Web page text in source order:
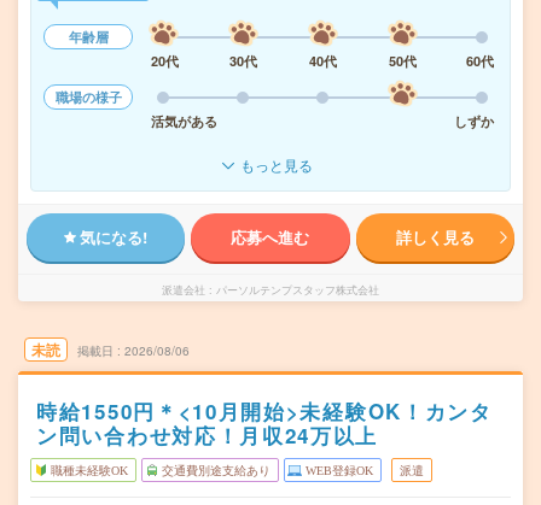
年齢層
20代
30代 40代 50代
60代
職場の様子
活気がある
しずか
もっと見る
気になる! 応募へ進む 詳しく見る
派遣会社 パーソルテンプスタッフ株式会社
未読 掲載日 2026/08/06
時給1550円＊<10月開始>未経験OK！カンタ
ン問い合わせ対応！月収24万以上
職種未経験OK 交通費別途支給あり WEB登録OK 派遣